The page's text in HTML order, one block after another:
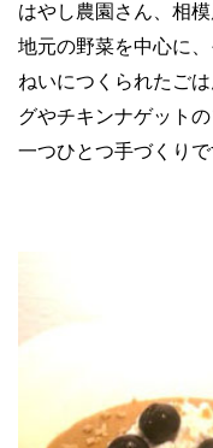
はやし農園さん、相
地元の野菜を中心に
ねいにつくられたご
グやチキンナゲット
一つひとつ手づくりで